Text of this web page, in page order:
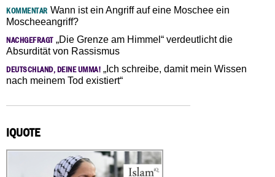
KOMMENTAR Wann ist ein Angriff auf eine Moschee ein
Moscheeangriff?
NACHGEFRAGT„Die Grenze am Himmel“ verdeutlicht die
Absurdität von Rassismus
DEUTSCHLAND, DEINE UMMA! „Ich schreibe, damit mein Wissen
nach meinem Tod existiert“
IQUOTE